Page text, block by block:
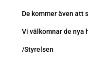
De kommer även att
Vi välkomnar de nya
/Styrelsen